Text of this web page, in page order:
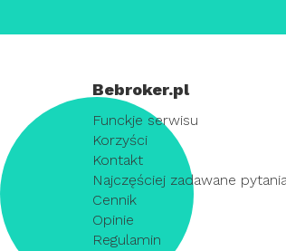
Bebroker.pl
Funckje serwisu
Korzyści
Kontakt
Najczęściej zadawane
Cennik
Opinie
Regulamin